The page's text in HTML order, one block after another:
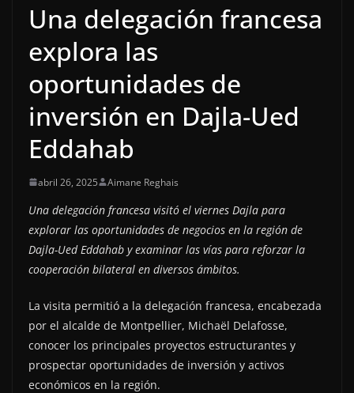
Una delegación francesa
explora las
oportunidades de
inversión en Dajla-Ued
Eddahab
abril 26, 2025 Aimane Reghais
Una delegación francesa visitó el viernes Dajla para
explorar las oportunidades de negocios en la región de
Dajla-Ued Eddahab y examinar las vías para reforzar la
cooperación bilateral en diversos ámbitos.
La visita permitió a la delegación francesa, encabezada
por el alcalde de Montpellier, Michaël Delafosse,
conocer los principales proyectos estructurantes y
prospectar oportunidades de inversión y activos
económicos en la región.